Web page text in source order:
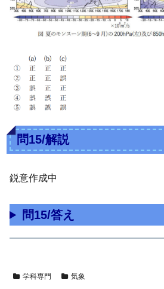
問15/解説
鋭意作成中
問15/答え
学科専門 気象